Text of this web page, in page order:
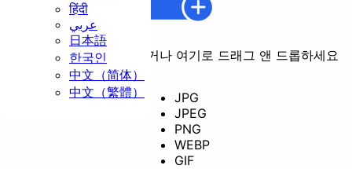
크기 조절
클릭하여 파일을 선택하거나 여기로 드래그 앤 드롭하세요
JPG
JPEG
PNG
WEBP
GIF
हिंदी
عربي
日本語
한국인
中文（简体）
中文（繁體）